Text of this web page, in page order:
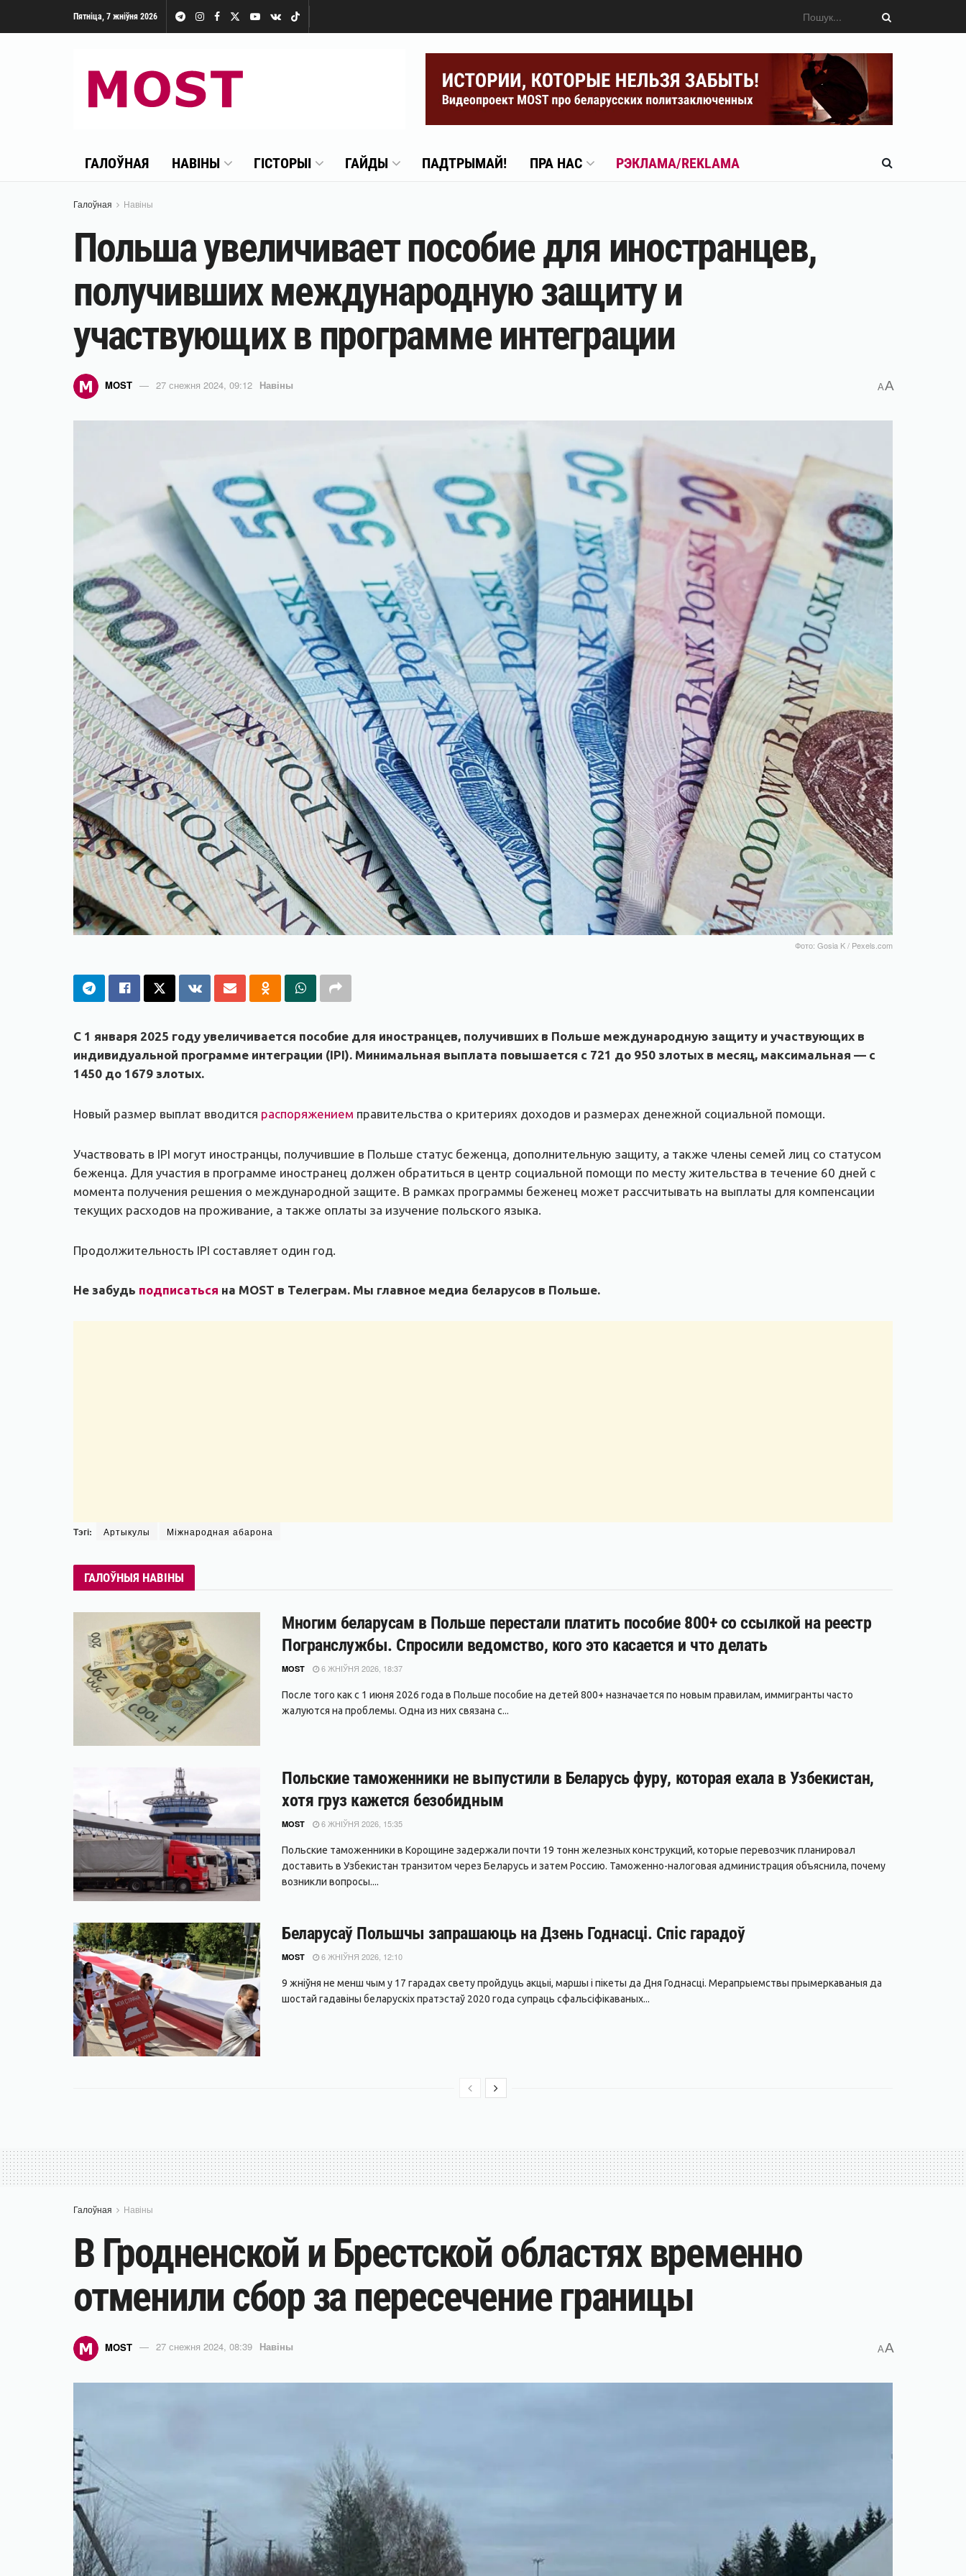
Пятніца, 7 жніўня 2026
ГАЛОЎНАЯ НАВІНЫ ГІСТОРЫІ ГАЙДЫ ПАДТРЫМАЙ! ПРА НАС РЭКЛАМА/REKLAMA
Галоўная Навіны
Польша увеличивает пособие для иностранцев,
получивших международную защиту и
участвующих в программе интеграции
MOST 27 снежня 2024, 09:12 Навіны AA
Фото: Gosia K / Pexels.com
С 1 января 2025 году увеличивается пособие для иностранцев, получивших в Польше международную защиту и участвующих в
индивидуальной программе интеграции (IPI). Минимальная выплата повышается с 721 до 950 злотых в месяц, максимальная — с
1450 до 1679 злотых.
Новый размер выплат вводится распоряжением правительства о критериях доходов и размерах денежной социальной помощи.
Участвовать в IPI могут иностранцы, получившие в Польше статус беженца, дополнительную защиту, а также члены семей лиц со статусом
беженца. Для участия в программе иностранец должен обратиться в центр социальной помощи по месту жительства в течение 60 дней с
момента получения решения о международной защите. В рамках программы беженец может рассчитывать на выплаты для компенсации
текущих расходов на проживание, а также оплаты за изучение польского языка.
Продолжительность IPI составляет один год.
Не забудь подписаться на MOST в Телеграм. Мы главное медиа беларусов в Польше.
Тэгі: Артыкулы Міжнародная абарона
ГАЛОЎНЫЯ НАВІНЫ
Многим беларусам в Польше перестали платить пособие 800+ со ссылкой на реестр
Погранслужбы. Спросили ведомство, кого это касается и что делать
MOST 6 ЖНІЎНЯ 2026, 18:37
После того как с 1 июня 2026 года в Польше пособие на детей 800+ назначается по новым правилам, иммигранты часто
жалуются на проблемы. Одна из них связана с...
Польские таможенники не выпустили в Беларусь фуру, которая ехала в Узбекистан,
хотя груз кажется безобидным
MOST 6 ЖНІЎНЯ 2026, 15:35
Польские таможенники в Корощине задержали почти 19 тонн железных конструкций, которые перевозчик планировал
доставить в Узбекистан транзитом через Беларусь и затем Россию. Таможенно-налоговая администрация объяснила, почему
возникли вопросы....
Беларусаў Польшчы запрашаюць на Дзень Годнасці. Спіс гарадоў
MOST 6 ЖНІЎНЯ 2026, 12:10
9 жніўня не менш чым у 17 гарадах свету пройдуць акцыі, маршы і пікеты да Дня Годнасці. Мерапрыемствы прымеркаваныя да
шостай гадавіны беларускіх пратэстаў 2020 года супраць сфальсіфікаваных...
Галоўная Навіны
В Гродненской и Брестской областях временно
отменили сбор за пересечение границы
MOST 27 снежня 2024, 08:39 Навіны AA